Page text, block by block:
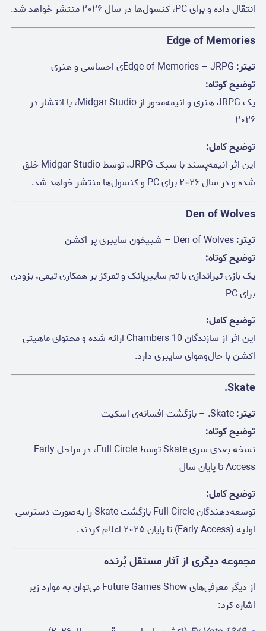
انتقال داده و برای PC، کنسول‌ها در سال ۲۰۲۶ منتشر خواهد شد.
Edge of Memories
تیتر:
توضیح کوتاه:
یک JRPG هنری و انیمه‌محور از Midgar Studio، با انتشار در
۲۰۲۶
توضیح کامل:
این اثر انیمه‌پسند با سبک JRPG، توسط Midgar Studio خلق
شده و در سال ۲۰۲۶ برای PC و کنسول‌ها منتشر خواهد شد.
Den of Wolves
تیتر:
توضیح کوتاه:
یک بازی تیراندازی با تم سایبرپانک و تمرکز بر همکاری تیمی، بزودی
برای PC
توضیح کامل:
این اثر از سازندگان 10 Chambers ارائه شده و محتوای ماهیتی
اکشن با حال‌وهوای سایبری دارد.
Skate.
تیتر:
توضیح کوتاه:
نسخه بعدی سری Skate توسط Full Circle، در مراحل Early
Access تا پایان سال
توضیح کامل:
توسعه‌دهندگان Full Circle بازگشت Skate را به‌صورت دسترسی
اولیه (Early Access) تا پایان ۲۰۲۵ اعلام کردند.
مجموعه دیگری از آثار مستقل بُرنده
از دیگر معرفی‌های Future Games Show می‌توان به موارد زیر
اشاره کرد: